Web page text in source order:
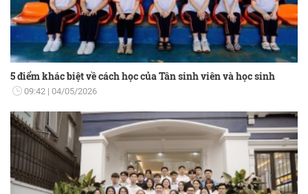
5 điểm khác biệt về cách học của Tân sinh viên và học sinh
09:42 04/05/2026